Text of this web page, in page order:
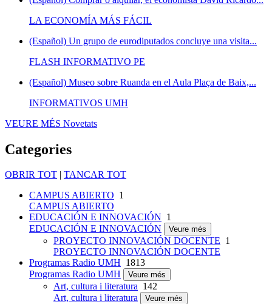
LA ECONOMÍA MÁS FÁCIL
(Español) Un grupo de eurodiputados concluye una visita...
FLASH INFORMATIVO PE
(Español) Museo sobre Ruanda en el Aula Plaça de Baix,...
INFORMATIVOS UMH
VEURE MÉS Novetats
Categories
OBRIR TOT | TANCAR TOT
CAMPUS ABIERTO 1
CAMPUS ABIERTO
EDUCACIÓN E INNOVACIÓN 1
EDUCACIÓN E INNOVACIÓN
Veure més
PROYECTO INNOVACIÓN DOCENTE 1
PROYECTO INNOVACIÓN DOCENTE
Programas Radio UMH 1813
Programas Radio UMH
Veure més
Art, cultura i literatura 142
Art, cultura i literatura
Veure més